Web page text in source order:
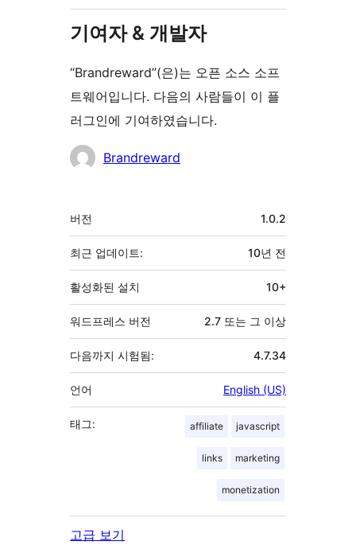
기여자 & 개발자
“Brandreward”(은)는 오픈 소스 소프
트웨어입니다. 다음의 사람들이 이 플
러그인에 기여하였습니다.
기
Brandreward
기
초
버전 1.0.2
최근 업데이트: 10년 전
활성화된 설치 10+
워드프레스 버전 2.7 또는 그 이상
다음까지 시험됨: 4.7.34
언어 English (US)
태그: affiliate javascript
links marketing
monetization
고급 보기